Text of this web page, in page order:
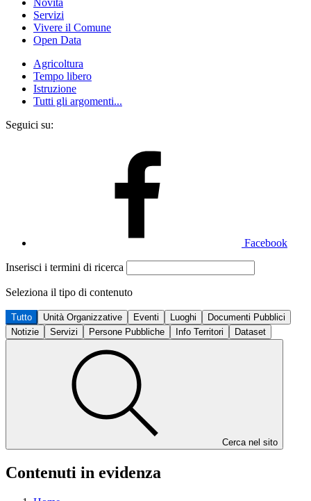
Novità
Servizi
Vivere il Comune
Open Data
Agricoltura
Tempo libero
Istruzione
Tutti gli argomenti...
Seguici su:
Facebook
Inserisci i termini di ricerca
Seleziona il tipo di contenuto
Tutto Unità Organizzative Eventi Luoghi
Documenti Pubblici
Notizie
Servizi Persone Pubbliche Info Territori Dataset
Cerca nel sito
Contenuti in evidenza